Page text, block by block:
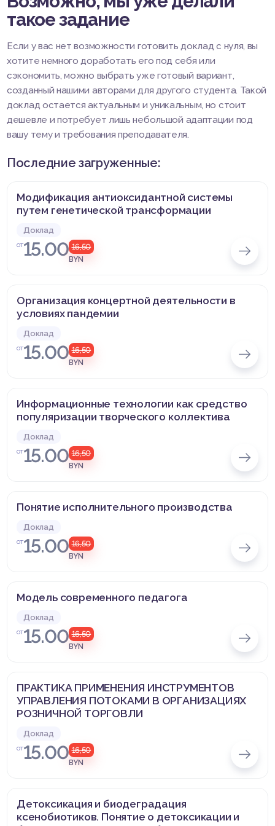
такое задание
Если у вас нет возможности готовить доклад с нуля, вы
хотите немного доработать его под себя или
сэкономить, можно выбрать уже готовый вариант,
созданный нашими авторами для другого студента. Такой
доклад остается актуальным и уникальным, но стоит
дешевле и потребует лишь небольшой адаптации под
вашу тему и требования преподавателя.
Последние загруженные:
Модификация антиоксидантной системы
путем генетической трансформации
Доклад
от15.00 16,50
BYN
Организация концертной деятельности в
условиях пандемии
Доклад
от15.00 16,50
BYN
Информационные технологии как средство
популяризации творческого коллектива
Доклад
от15.00 16,50
BYN
Понятие исполнительного производства
Доклад
от15.00 16,50
BYN
Модель современного педагога
Доклад
от15.00 16,50
BYN
ПРАКТИКА ПРИМЕНЕНИЯ ИНСТРУМЕНТОВ
УПРАВЛЕНИЯ ПОТОКАМИ В ОРГАНИЗАЦИЯХ
РОЗНИЧНОЙ ТОРГОВЛИ
Доклад
от15.00 16,50
BYN
Детоксикация и биодеградация
ксенобиотиков. Понятие о детоксикации и